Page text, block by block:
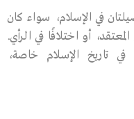
في الإسلام، سواء كان
أو اختلافًا في الرأي.
تاريخ الإسلام خاصة،